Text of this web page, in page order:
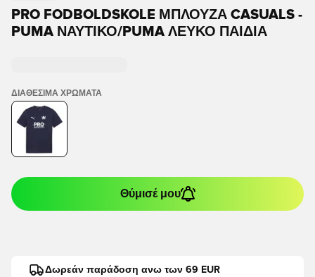
PRO FODBOLDSKOLE ΜΠΛΟΥΖΑ CASUALS -
PUMA ΝΑΥΤΙΚΌ/PUMA ΛΕΥΚΌ ΠΑΙΔΙΆ
ΔΙΑΘΈΣΙΜΑ ΧΡΏΜΑΤΑ
Θύμισέ μου
Δωρεάν παράδοση ανω των 69 EUR